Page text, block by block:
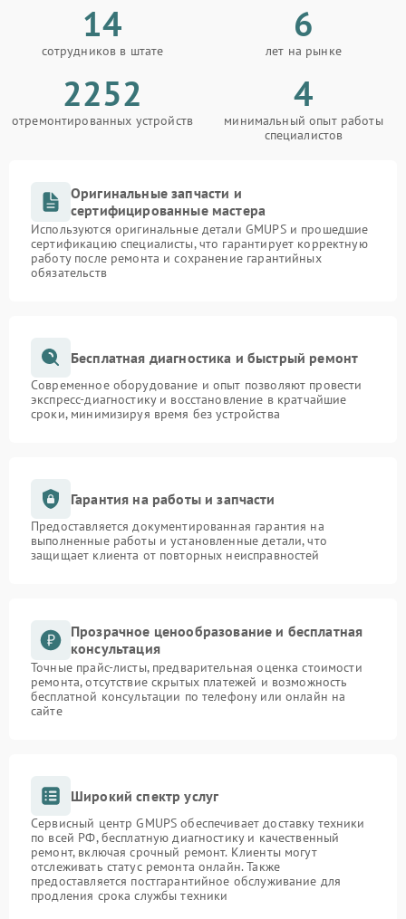
14
сотрудников в штате
6
лет на рынке
2252
отремонтированных устройств
4
минимальный опыт работы
специалистов
Оригинальные запчасти и
сертифицированные мастера
Используются оригинальные детали GMUPS и прошедшие
сертификацию специалисты, что гарантирует корректную
работу после ремонта и сохранение гарантийных
обязательств
Бесплатная диагностика и быстрый ремонт
Современное оборудование и опыт позволяют провести
экспресс-диагностику и восстановление в кратчайшие
сроки, минимизируя время без устройства
Гарантия на работы и запчасти
Предоставляется документированная гарантия на
выполненные работы и установленные детали, что
защищает клиента от повторных неисправностей
Прозрачное ценообразование и бесплатная
консультация
Точные прайс-листы, предварительная оценка стоимости
ремонта, отсутствие скрытых платежей и возможность
бесплатной консультации по телефону или онлайн на
сайте
Широкий спектр услуг
Сервисный центр GMUPS обеспечивает доставку техники
по всей РФ, бесплатную диагностику и качественный
ремонт, включая срочный ремонт. Клиенты могут
отслеживать статус ремонта онлайн. Также
предоставляется постгарантийное обслуживание для
продления срока службы техники